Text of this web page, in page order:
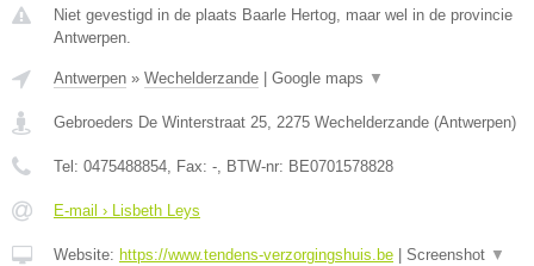
Niet gevestigd in de plaats Baarle Hertog, maar wel in de provincie
Antwerpen.
Antwerpen » Wechelderzande Google maps ▼
Gebroeders De Winterstraat 25, 2275 Wechelderzande (Antwerpen)
Tel: 0475488854, Fax: -, BTW-nr: BE0701578828
E-mail › Lisbeth Leys
Website: https://www.tendens-verzorgingshuis.be Screenshot ▼